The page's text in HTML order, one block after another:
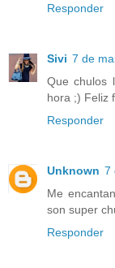
Responder
Sivi 7 de
Que chulos
hora ;) Feliz
Responder
Unknown 7
Me
son super
Responder